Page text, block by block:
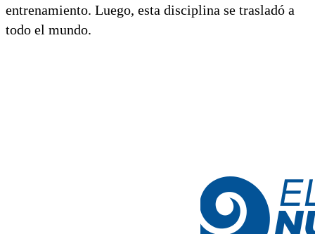
entrenamiento. Luego, esta disciplina se trasladó a
todo el mundo.